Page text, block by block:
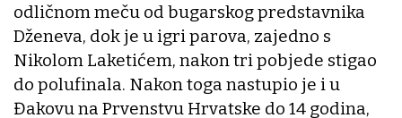
odličnom meču od bugarskog predstavnika
Dženeva, dok je u igri parova, zajedno s
Nikolom Laketićem, nakon tri pobjede stigao
do polufinala. Nakon toga nastupio je i u
Đakovu na Prvenstvu Hrvatske do 14 godina,